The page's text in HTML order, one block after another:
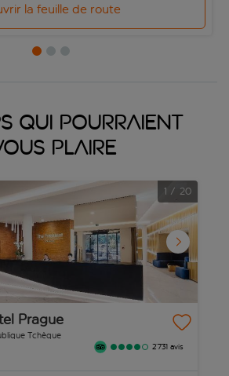
la feuille de route
qui pourraient
plaire
1 / 20
Prague
Tchèque
2’731 avis